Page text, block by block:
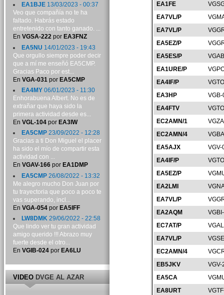
EA1FE
EA7VL/P
EA7VL/P
EA5EZ/P
EA5ES/P
EA1URE/P
EA4IF/P
EA3HP
EA4FTV
EC2AMN/1
EC2AMN/4
EA5AJX
VGV-
EA4IF/P
EA5EZ/P
EA2LMI
EA7VL/P
EA2AQM
EC7AT/P
EA7VL/P
EC2AMN/4
EB5JKV
VGV-
EA5CA
EA8URT
EA1BJE13/03/2023 - 00:37
Veo que compañía no te ha
faltado. Habrás estado
entretenido con tanto ganado. ...
En VGSA-222por EA3FNZ
EA5NU 14/01/2023 - 19:43
Que orgullo siempre poder decir
que a mí me enseñó EA5CMP.
Gracias Paco por est...
En VGA-031 por EA5CMP
EA4MY06/01/2023 - 11:30
Enhorabuena Albert. No es de
extrañar que haya sido la
primera actividad desde es...
En VGL-104por EA3IW
EA5CMP23/09/2022 - 12:28
Gracias a ti Don Miguel el placer
ha sido el mío de compartir esta
actividad con ...
En VGAV-166por EA1DMP
EA5CMP26/08/2022 - 13:32
Me alegro mucho Don Juan por
tu trayectoria que poco a poco te
vas superando, incl...
En VGA-054por EA5IFF
LW8DMK29/06/2022 - 22:58
Que lindo ver tu gran actividad
amigo querido !!! Abrazo muy
fuerte desde el otro...
En VGIB-024por EA6LU
VIDEODVGE AL AZAR